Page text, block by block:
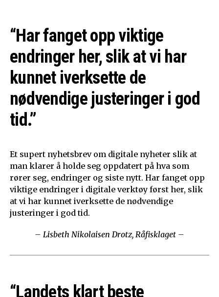
“Har fanget opp viktige
endringer her, slik at vi har
kunnet iverksette de
nødvendige justeringer i god
tid.”
Et supert nyhetsbrev om digitale nyheter slik at
man klarer å holde seg oppdatert på hva som
rører seg, endringer og siste nytt. Har fanget opp
viktige endringer i digitale verktøy først her, slik
at vi har kunnet iverksette de nødvendige
justeringer i god tid.
– Lisbeth Nikolaisen Drotz, Råfisklaget –
“Landets klart beste